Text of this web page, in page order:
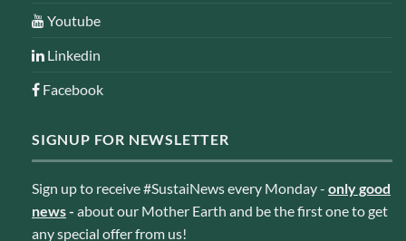
Youtube
Linkedin
Facebook
SIGNUP FOR NEWSLETTER
Sign up to receive #SustaiNews every Monday - only good
news- about our Mother Earth and be the first one to get
any special offer from us!